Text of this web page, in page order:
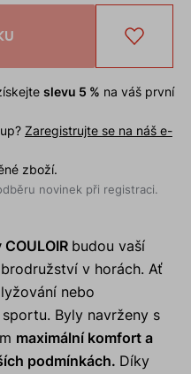
slevu 5 % na váš první
Zaregistrujte se na náš e-
zboží.
novinek při registraci.
budou vaší
v horách. Ať
nebo
Byly navrženy s
maximální komfort a
podmínkách. Díky